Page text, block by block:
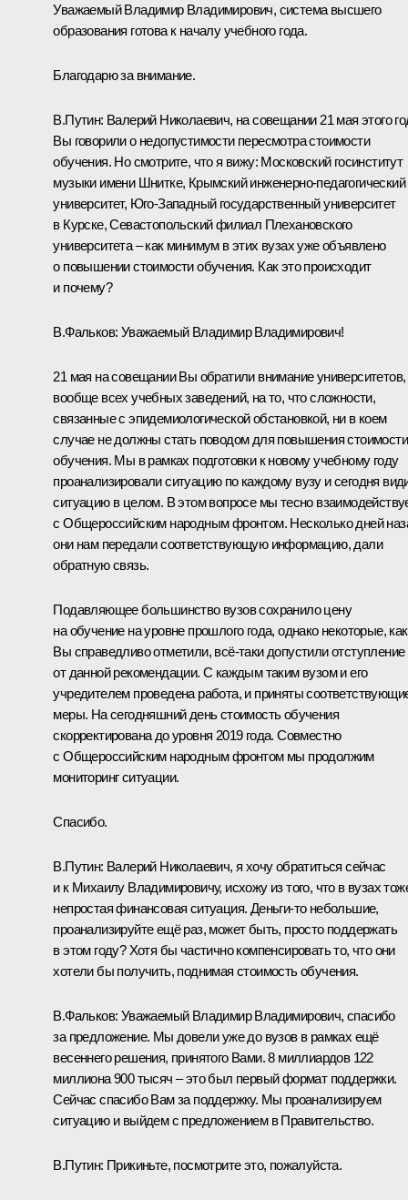
Уважаемый Владимир Владимирович, система высшего
образования готова к началу учебного года.
Благодарю за внимание.
В.Путин: Валерий Николаевич, на совещании 21 мая этого
Вы говорили о недопустимости пересмотра стоимости
обучения. Но смотрите, что я вижу: Московский госинститут
музыки имени Шнитке, Крымский инженерно-педагогический
университет, Юго-Западный государственный университет
в Курске, Севастопольский филиал Плехановского
университета – как минимум в этих вузах уже объявлено
о повышении стоимости обучения. Как это происходит
и почему?
В.Фальков: Уважаемый Владимир Владимирович!
21 мая на совещании Вы обратили внимание университетов,
вообще всех учебных заведений, на то, что сложности,
связанные с эпидемиологической обстановкой, ни в коем
случае не должны стать поводом для повышения стоимости
обучения. Мы в рамках подготовки к новому учебному году
проанализировали ситуацию по каждому вузу и сегодня
ситуацию в целом. В этом вопросе мы тесно
с Общероссийским народным фронтом. Несколько дней
они нам передали соответствующую информацию, дали
обратную связь.
Подавляющее большинство вузов сохранило цену
на обучение на уровне прошлого года, однако некоторые, как
Вы справедливо отметили, всё-таки допустили отступление
от данной рекомендации. С каждым таким вузом и его
учредителем проведена работа, и приняты
меры. На сегодняшний день стоимость обучения
скорректирована до уровня 2019 года. Совместно
с Общероссийским народным фронтом мы продолжим
мониторинг ситуации.
Спасибо.
В.Путин: Валерий Николаевич, я хочу обратиться сейчас
и к Михаилу Владимировичу, исхожу из того, что в вузах
непростая финансовая ситуация. Деньги-то небольшие,
проанализируйте ещё раз, может быть, просто поддержать
в этом году? Хотя бы частично компенсировать то, что они
хотели бы получить, поднимая стоимость обучения.
В.Фальков: Уважаемый Владимир Владимирович, спасибо
за предложение. Мы довели уже до вузов в рамках ещё
весеннего решения, принятого Вами. 8 миллиардов 122
миллиона 900 тысяч – это был первый формат поддержки.
Сейчас спасибо Вам за поддержку. Мы проанализируем
ситуацию и выйдем с предложением в Правительство.
В.Путин: Прикиньте, посмотрите это, пожалуйста.